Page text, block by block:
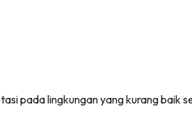
pada lingkungan yang kurang baik